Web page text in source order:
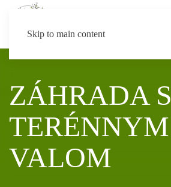
Skip to main content
ZÁHRADA S
TERÉNNYM
VALOM